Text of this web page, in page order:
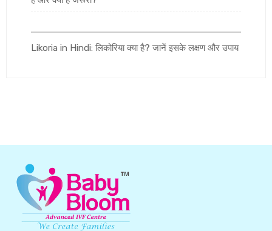
Likoria in Hindi: लिकोरिया क्या है? जानें इसके लक्षण और उपाय